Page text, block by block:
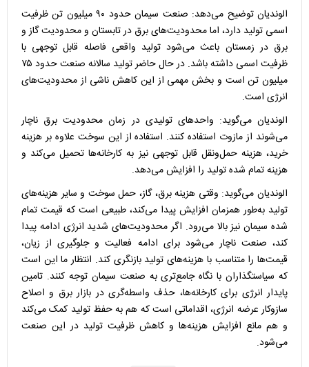
الوندیان توضیح می‌دهد: صنعت سیمان حدود ۹۰ میلیون تن ظرفیت
اسمی تولید دارد، اما محدودیت‌های برق در تابستان و محدودیت گاز و
برق در زمستان باعث می‌شود تولید واقعی فاصله قابل توجهی با
ظرفیت اسمی داشته باشد. در حال حاضر تولید سالانه صنعت حدود ۷۵
میلیون تن است و بخش مهمی از این کاهش ناشی از محدودیت‌های
انرژی است.
الوندیان می‌گوید: واحد‌های تولیدی در زمان محدودیت برق ناچار
می‌شوند از مازوت استفاده کنند. استفاده از این سوخت علاوه بر هزینه
خرید، هزینه حمل‌ونقل قابل توجهی نیز به کارخانه‌ها تحمیل می‌کند و
هزینه تمام شده تولید را افزایش می‌دهد.
الوندیان می‌گوید: وقتی هزینه برق، گاز، حمل سوخت و سایر هزینه‌های
تولید به‌طور همزمان افزایش پیدا می‌کند، طبیعی است که قیمت تمام
شده سیمان نیز بالا می‌رود. اگر محدودیت‌های شدید انرژی ادامه پیدا
کند، صنعت ناچار می‌شود برای ادامه فعالیت و جلوگیری از زیان،
قیمت‌ها را متناسب با هزینه‌های تولید بازنگری کند. انتظار ما این است
که سیاستگذاران با نگاه جامع‌تری به صنعت سیمان توجه کنند. تامین
پایدار انرژی برای کارخانه‌ها، حذف واسطه‌گری در بازار برق و اصلاح
سازوکار عرضه انرژی، اقداماتی است که هم به حفظ تولید کمک می‌کند
و هم مانع افزایش هزینه‌ها و کاهش ظرفیت تولید در این صنعت
می‌شود.